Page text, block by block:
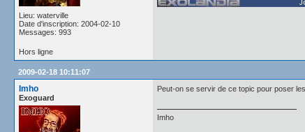
Lieu: waterville
Date d'inscription: 2004-02-10
Messages: 993
Hors ligne
2009-02-18 10:11:07
Imho
Exoguard
Peut-on se servir de ce topic pour poser
Imho